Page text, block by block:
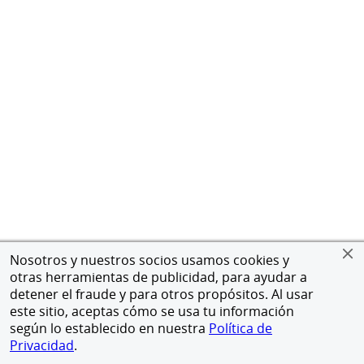
Nosotros y nuestros socios usamos cookies y
otras herramientas de publicidad, para ayudar a
detener el fraude y para otros propósitos. Al usar
este sitio, aceptas cómo se usa tu información
según lo establecido en nuestra Política de
Privacidad.